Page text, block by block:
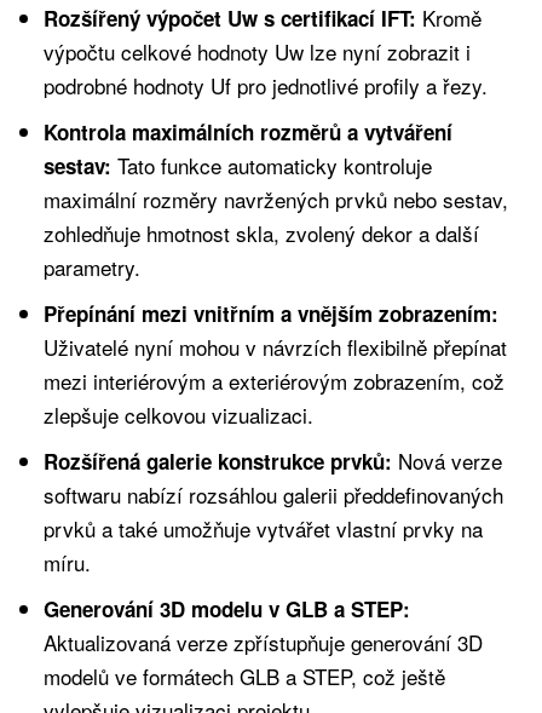
Rozšířený výpočet Uw s certifikací IFT: Kromě
výpočtu celkové hodnoty Uw lze nyní zobrazit i
podrobné hodnoty Uf pro jednotlivé profily a řezy.
Kontrola maximálních rozměrů a vytváření
sestav: Tato funkce automaticky kontroluje
maximální rozměry navržených prvků nebo sestav,
zohledňuje hmotnost skla, zvolený dekor a další
parametry.
Přepínání mezi vnitřním a vnějším zobrazením:
Uživatelé nyní mohou v návrzích flexibilně přepínat
mezi interiérovým a exteriérovým zobrazením, což
zlepšuje celkovou vizualizaci.
Rozšířená galerie konstrukce prvků: Nová verze
softwaru nabízí rozsáhlou galerii předdefinovaných
prvků a také umožňuje vytvářet vlastní prvky na
míru.
Generování 3D modelu v GLB a STEP:
Aktualizovaná verze zpřístupňuje generování 3D
modelů ve formátech GLB a STEP, což ještě